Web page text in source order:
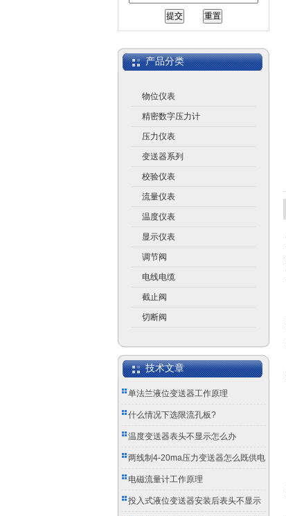
产品分类
物位仪表
精密数字压力计
压力仪表
变送器系列
校验仪表
流量仪表
温度仪表
显示仪表
调节阀
电线电缆
截止阀
切断阀
技术文章
单法兰液位变送器工作原理
什么情况下选限流孔板?
温度变送器表头不显示怎么办
两线制4-20ma压力变送器怎么既供电
又传信号？
电磁流量计工作原理
投入式液位变送器安装后表头不显示